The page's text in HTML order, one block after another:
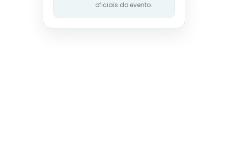
oficiais do evento.